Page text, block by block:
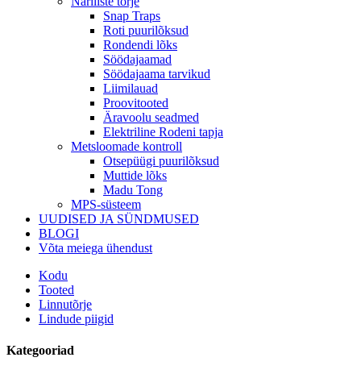
Snap Traps
Roti puurilõksud
Rondendi lõks
Söödajaamad
Söödajaama tarvikud
Liimilauad
Proovitooted
Äravoolu seadmed
Elektriline Rodeni tapja
Metsloomade kontroll
Otsepüügi puurilõksud
Muttide lõks
Madu Tong
MPS-süsteem
UUDISED JA SÜNDMUSED
BLOGI
Võta meiega ühendust
Kodu
Tooted
Linnutõrje
Lindude piigid
Kategooriad